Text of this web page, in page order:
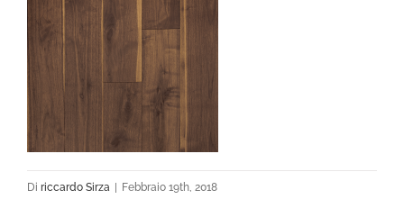
Di riccardo Sirza | Febbraio 19th, 2018